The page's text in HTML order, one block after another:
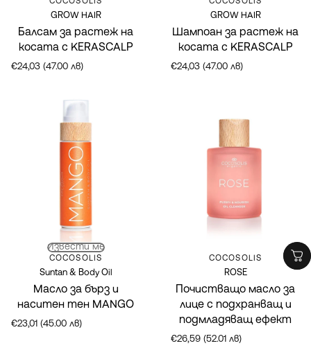
GROW HAIR
Балсам за растеж на
косата с KERASCALP
€24,03 (47.00 лв)
GROW HAIR
Шампоан за растеж на
косата с KERASCALP
€24,03 (47.00 лв)
Извести ме
Марка:
COCOSOLIS
Suntan & Body Oil
Масло за бърз и
наситен тен MANGO
€23,01 (45.00 лв)
Марка:
COCOSOLIS
ROSE
Почистващо масло за
лице с подхранващ и
подмладяващ ефект
€26,59 (52.01 лв)